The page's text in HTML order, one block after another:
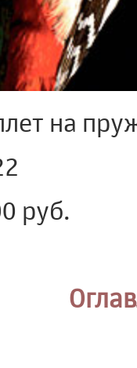
на
руб.